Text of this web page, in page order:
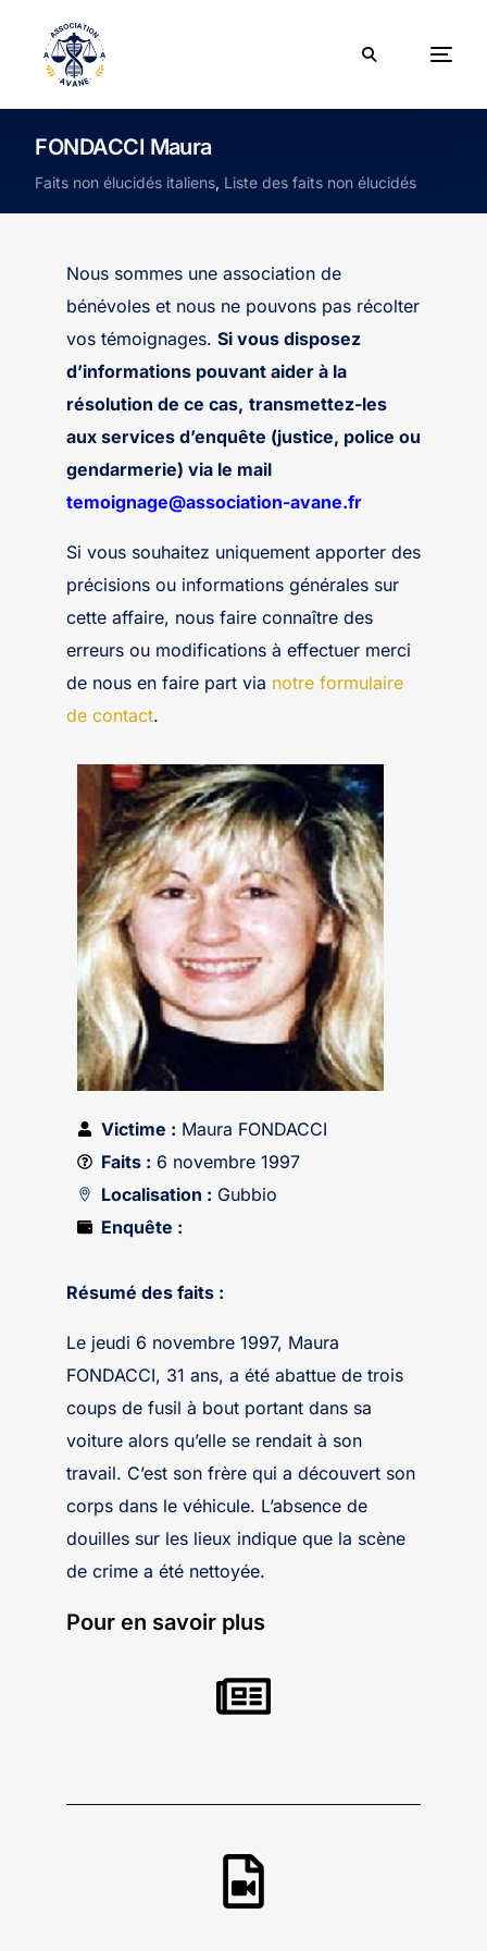
FONDACCI Maura
Faits non élucidés italiens, Liste des faits non élucidés
Nous sommes une association de
bénévoles et nous ne pouvons pas récolter
vos témoignages. Si vous disposez
d’informations pouvant aider à la
résolution de ce cas, transmettez-les
aux services d’enquête (justice, police ou
gendarmerie) via le mail
temoignage@association-avane.fr
Si vous souhaitez uniquement apporter des
précisions ou informations générales sur
cette affaire, nous faire connaître des
erreurs ou modifications à effectuer merci
de nous en faire part via notre formulaire
de contact.
Victime : Maura FONDACCI
Faits : 6 novembre 1997
Localisation : Gubbio
Enquête :
Résumé des faits :
Le jeudi 6 novembre 1997, Maura
FONDACCI, 31 ans, a été abattue de trois
coups de fusil à bout portant dans sa
voiture alors qu’elle se rendait à son
travail. C’est son frère qui a découvert son
corps dans le véhicule. L’absence de
douilles sur les lieux indique que la scène
de crime a été nettoyée.
Pour en savoir plus